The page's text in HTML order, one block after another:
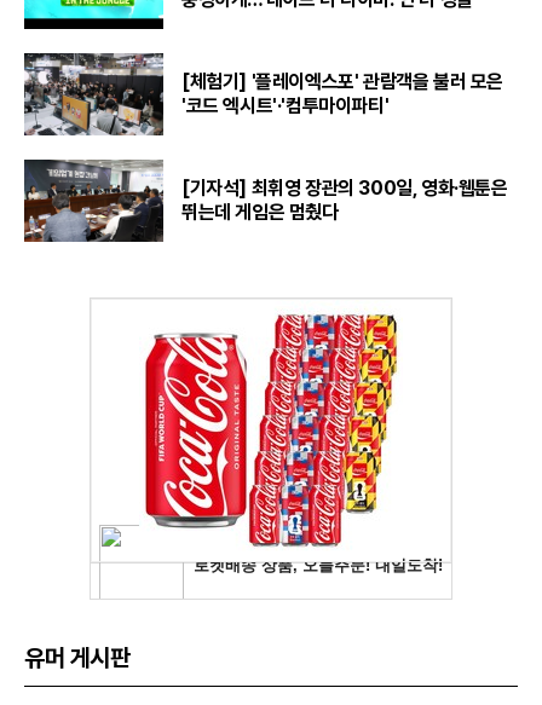
[체험기] '플레이엑스포' 관람객을 불러 모은
'코드 엑시트'·'컴투마이파티'
[기자석] 최휘영 장관의 300일, 영화·웹툰은
뛰는데 게임은 멈췄다
유머 게시판